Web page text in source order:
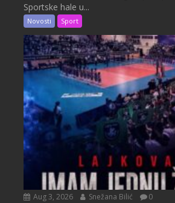
Sportske hale u...
Novosti Sport
Aug 3, 2026 Snežana Bilić 0